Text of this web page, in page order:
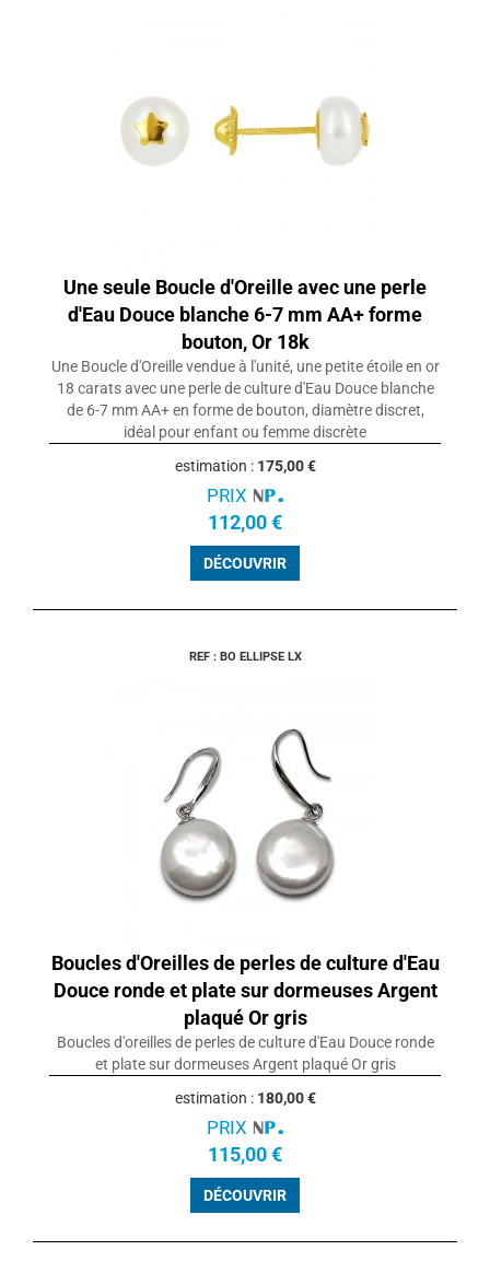
Une seule Boucle d'Oreille avec une perle
d'Eau Douce blanche 6-7 mm AA+ forme
bouton, Or 18k
Une Boucle d'Oreille vendue à l'unité, une petite étoile en or
18 carats avec une perle de culture d'Eau Douce blanche
de 6-7 mm AA+ en forme de bouton, diamètre discret,
idéal pour enfant ou femme discrète
estimation : 175,00 €
PRIX
112,00 €
DÉCOUVRIR
REF : BO ELLIPSE LX
Boucles d'Oreilles de perles de culture d'Eau
Douce ronde et plate sur dormeuses Argent
plaqué Or gris
Boucles d'oreilles de perles de culture d'Eau Douce ronde
et plate sur dormeuses Argent plaqué Or gris
estimation : 180,00 €
PRIX
115,00 €
DÉCOUVRIR